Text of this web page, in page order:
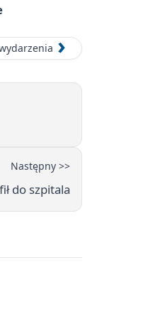
Następny >>
do szpitala